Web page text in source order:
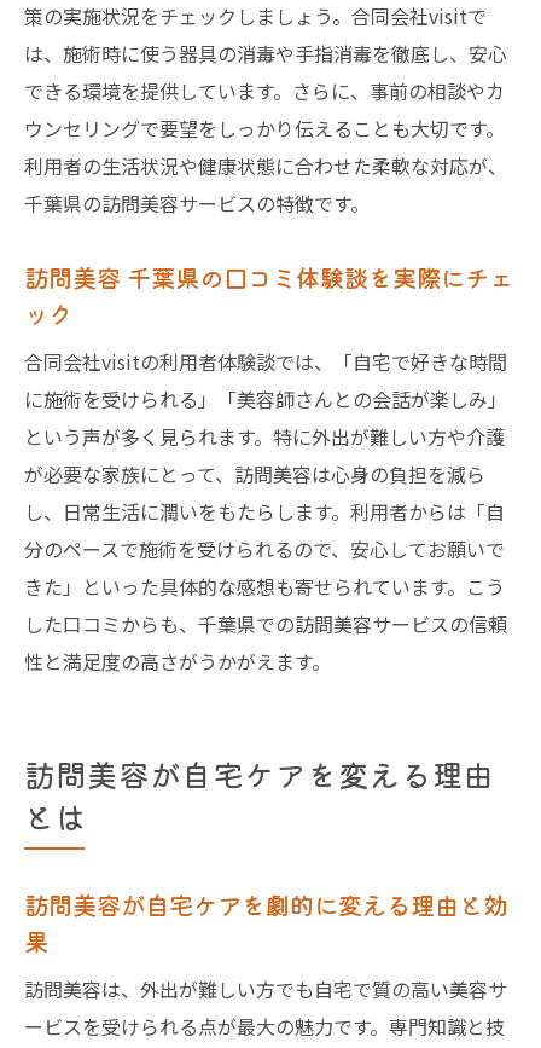
策の実施状況をチェックしましょう。合同会社visitで
は、施術時に使う器具の消毒や手指消毒を徹底し、安心
できる環境を提供しています。さらに、事前の相談やカ
ウンセリングで要望をしっかり伝えることも大切です。
利用者の生活状況や健康状態に合わせた柔軟な対応が、
千葉県の訪問美容サービスの特徴です。
訪問美容 千葉県の口コミ体験談を実際にチェ
ック
合同会社visitの利用者体験談では、「自宅で好きな時間
に施術を受けられる」「美容師さんとの会話が楽しみ」
という声が多く見られます。特に外出が難しい方や介護
が必要な家族にとって、訪問美容は心身の負担を減ら
し、日常生活に潤いをもたらします。利用者からは「自
分のペースで施術を受けられるので、安心してお願いで
きた」といった具体的な感想も寄せられています。こう
した口コミからも、千葉県での訪問美容サービスの信頼
性と満足度の高さがうかがえます。
訪問美容が自宅ケアを変える理由
とは
訪問美容が自宅ケアを劇的に変える理由と効
果
訪問美容は、外出が難しい方でも自宅で質の高い美容サ
ービスを受けられる点が最大の魅力です。専門知識と技